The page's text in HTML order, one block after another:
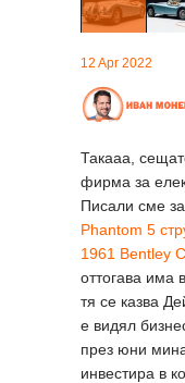
12 Apr 2022
Такааа,
фирма за
Писали сме
Phantom 5
1961 Bentley
оттогава има
тя се казва
е видял
през юни
инвестира в